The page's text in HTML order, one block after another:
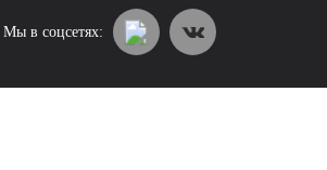
Мы в соцсетях: